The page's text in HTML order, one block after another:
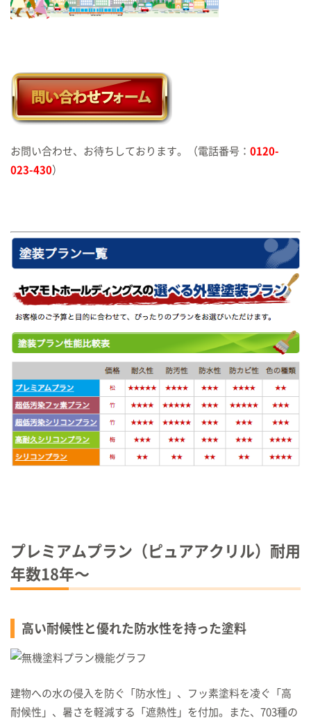
お問い合わせ、お待ちしております。（電話番号： 0120-
023-430）
プレミアムプラン（ピュアアクリル）耐用
年数18年〜
高い耐候性と優れた防水性を持った塗料
建物への水の侵入を防ぐ「防水性」、フッ素塗料を凌ぐ「高
耐候性」、暑さを軽減する「遮熱性」を付加。また、703種の